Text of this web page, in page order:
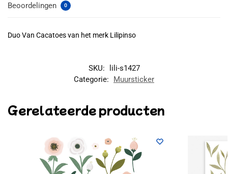
Beoordelingen 0
Duo Van Cacatoes van het merk Lilipinso
SKU:
lili-s1427
Categorie:
Muursticker
Gerelateerde producten